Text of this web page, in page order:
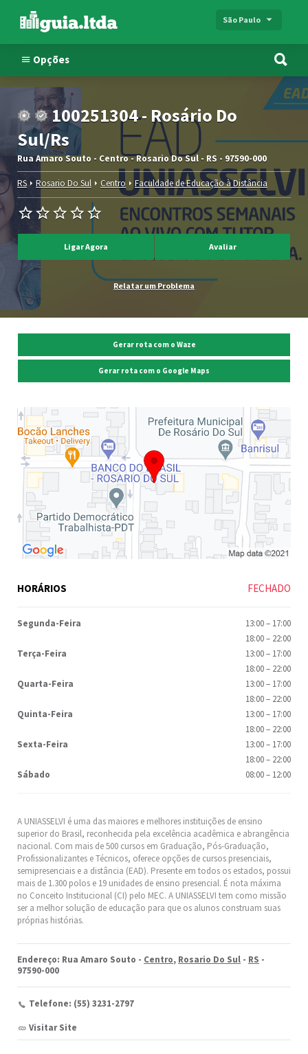
São Paulo
Opções
100251304 - Rosário Do
Sul/Rs
Rua Amaro Souto - Centro - Rosario Do Sul - RS - 97590-000
RS Rosario Do Sul Centro Faculdade de Educação à Distância
Ligar Agora Avaliar
Relatar um Problema
A UNIASSELVI é uma das maiores e melhores instituições de ensino
superior do Brasil, reconhecida pela excelência acadêmica e abrangência
nacional. Com mais de 500 cursos em Graduação, Pós-Graduação,
Profissionalizantes e Técnicos, oferece opções de cursos presenciais,
semipresenciais e a distância (EAD). Presente em todos os estados, possui
mais de 1.300 polos e 19 unidades de ensino presencial. É nota máxima
no Conceito Institucional (CI) pelo MEC. A UNIASSELVI tem como missão
ser a melhor solução de educação para que os alunos construam suas
próprias histórias.
Endereço: Rua Amaro Souto - Centro, Rosario Do Sul - RS -
97590-000
Telefone: (55) 3231-2797
Visitar Site
Gerar rota com o Waze
Gerar rota com o Google Maps
HORÁRIOS FECHADO
Segunda-Feira 13:00– 17:00
18:00– 22:00
Terça-Feira
13:00– 17:00
18:00– 22:00
Quarta-Feira
13:00– 17:00
18:00– 22:00
Quinta-Feira
13:00– 17:00
18:00– 22:00
Sexta-Feira
13:00– 17:00
18:00– 22:00
Sábado
08:00– 12:00